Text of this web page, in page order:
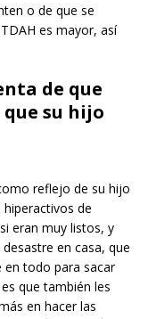
o de que se
es mayor, así
de que
su hijo
reflejo de su hijo
de
eran muy listos, y
en casa, que
en todo para sacar
que también les
en hacer las